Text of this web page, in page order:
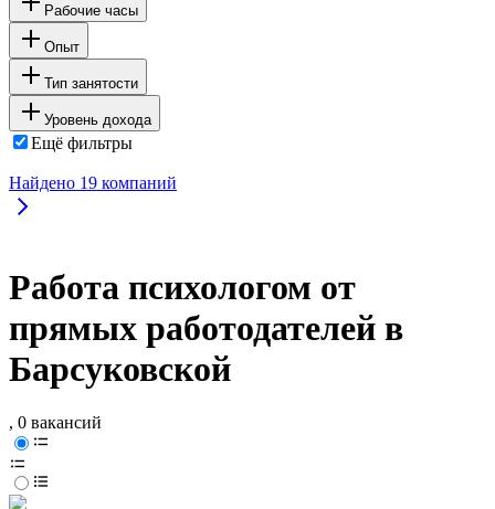
Рабочие часы
Опыт
Тип занятости
Уровень дохода
Ещё фильтры
Найдено 19 компаний
Работа психологом от
прямых работодателей в
Барсуковской
, 0 вакансий